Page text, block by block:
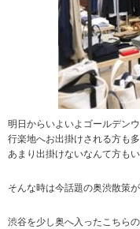
明日からいよいよゴールデン
行楽地へお出掛けされる方も
あまり出掛けないなんて方も
そんな時は今話題の奥渋散策が
渋谷を少し奥へ入ったこちら